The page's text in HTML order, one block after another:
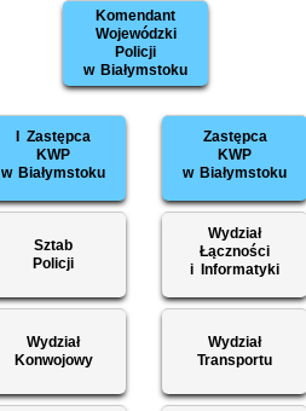
Komendant
Wojewódzki
Policji
w Białymstoku
I Zastępca
KWP
w Białymstoku
Sztab
Policji
Wydział
Konwojowy
Zastępca
KWP
w Białymstoku
Wydział
Łączności
i Informatyki
Wydział
Transportu